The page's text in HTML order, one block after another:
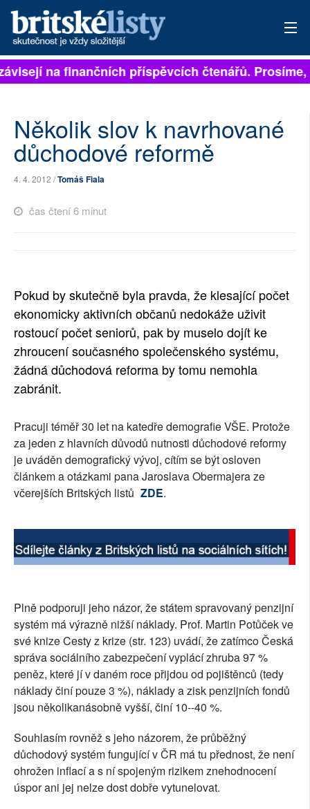
PŘIHLÁSIT
ARCHIV
PŘÍSPĚVKY NA PROVOZ
SOCIÁLNÍ SÍTĚ
RUBRIKY
PLNÁ VERZE STRÁNEK
na finančních příspěvcích čtenářů. Prosíme,
Několik slov k navrhované
důchodové reformě
4. 4. 2012 /Tomáš Fiala
čas čtení 6 minut
Pokud by skutečně byla pravda, že klesající počet
ekonomicky aktivních občanů nedokáže uživit
rostoucí počet seniorů, pak by muselo dojít ke
zhroucení současného společenského systému,
žádná důchodová reforma by tomu nemohla
zabránit.
Pracuji téměř 30 let na katedře demografie VŠE. Protože
za jeden z hlavních důvodů nutnosti důchodové reformy
je uváděn demografický vývoj, cítím se být osloven
článkem a otázkami pana Jaroslava Obermajera ze
včerejších Britských listů ZDE.
Plně podporuji jeho názor, že státem spravovaný penzijní
systém má výrazně nižší náklady. Prof. Martin Potůček ve
své knize Cesty z krize (str. 123) uvádí, že zatímco Česká
správa sociálního zabezpečení vyplácí zhruba 97 %
peněz, které jí v daném roce přijdou od pojištěnců (tedy
náklady činí pouze 3 %), náklady a zisk penzijních fondů
jsou několikanásobně vyšší, činí 10--40 %.
Souhlasím rovněž s jeho názorem, že průběžný
důchodový systém fungující v ČR má tu přednost, že není
ohrožen inflací a s ní spojeným rizikem znehodnocení
úspor ani jej nelze dost dobře vytunelovat.